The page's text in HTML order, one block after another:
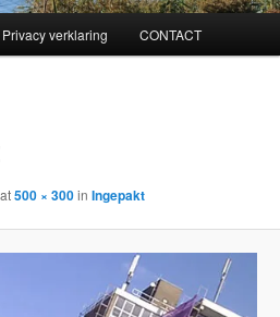
Privacy verklaring CONTACT
at500 × 300inIngepakt